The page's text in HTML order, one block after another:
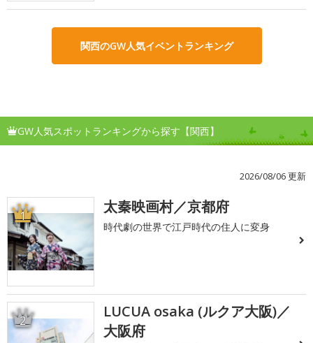
関西のGW人気イベントランキング
GW人気スポットランキングから探す【関西】
2026/08/06 更新
1 太秦映画村／京都府
時代劇の世界で江戸時代の住人に変身
2
LUCUA osaka (ルクア大阪)／
大阪府